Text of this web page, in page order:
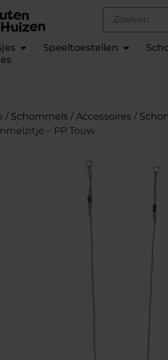
Speeltoestellen
/ Schommels /Accessoires /
– PP Touw